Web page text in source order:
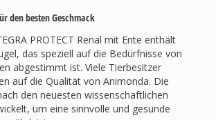
den besten Geschmack
PROTECT Renal mit Ente enthält
das speziell auf die Bedürfnisse von
abgestimmt ist. Viele Tierbesitzer
auf die Qualität von Animonda. Die
den neuesten wissenschaftlichen
um eine sinnvolle und gesunde